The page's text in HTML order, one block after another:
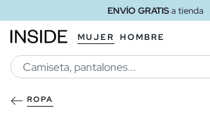
ENVÍO GRATISa tienda
MUJER HOMBRE
ROPA